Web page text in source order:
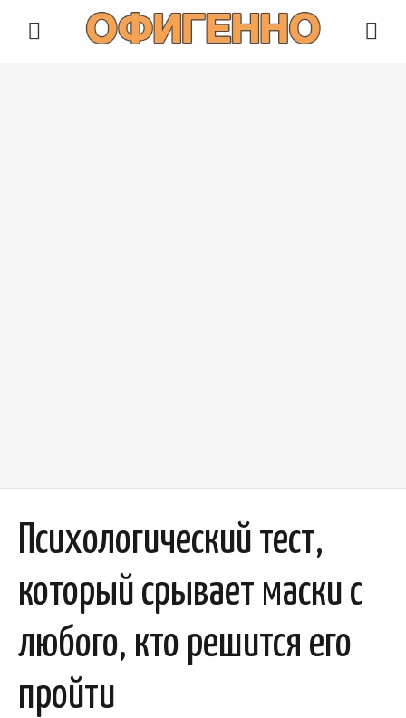
Психологический тест,
который срывает маски с
любого, кто решится его
пройти